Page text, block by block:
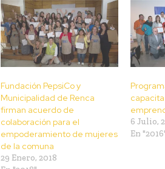
Fundación PepsiCo y
Municipalidad de Renca
firman acuerdo de
colaboración para el
empoderamiento de mujeres
de la comuna
29 Enero, 2018
6 Julio,
En